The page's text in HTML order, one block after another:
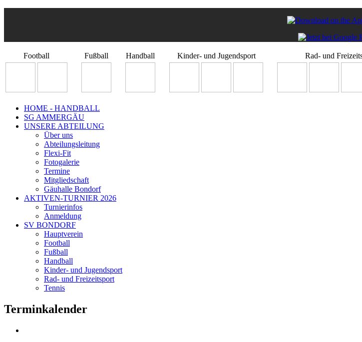
Football Fußball Handball Kinder- und Jugendsport Rad- und
HOME - HANDBALL
SG AMMERGÄU
UNSERE ABTEILUNG
Über uns
Abteilungsleitung
Flexi-Fit
Fotogalerie
Termine
Mitgliedschaft
Gäuhalle Bondorf
AKTIVEN-TURNIER 2026
Turnierinfos
Anmeldung
SV BONDORF
Hauptverein
Football
Fußball
Handball
Kinder- und Jugendsport
Rad- und Freizeitsport
Tennis
Terminkalender